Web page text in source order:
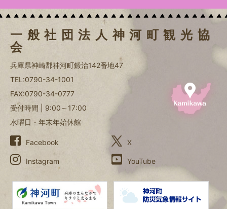
一般社団法人神河町観光協
会
兵庫県神崎郡神河町鍛治142番地47
TEL:0790-34-1001
FAX:0790-34-0777
受付時間 | 9:00～17:00
水曜日・年末年始休館
Facebook X
Instagram YouTube